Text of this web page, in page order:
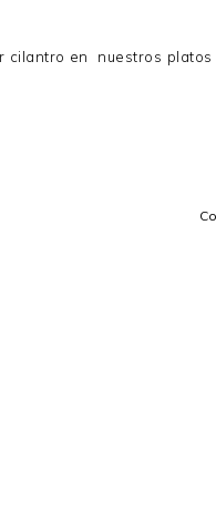
cilantro en nuestros